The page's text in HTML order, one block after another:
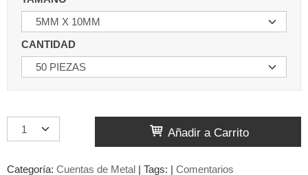
CANTIDAD
Añadir a Carrito
Categoría: Cuentas de Metal | Tags: | Comentarios